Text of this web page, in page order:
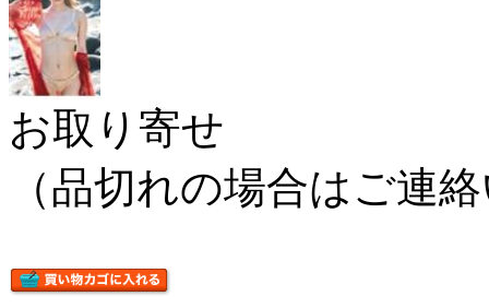
お取り寄せ
（品切れの場合はご連